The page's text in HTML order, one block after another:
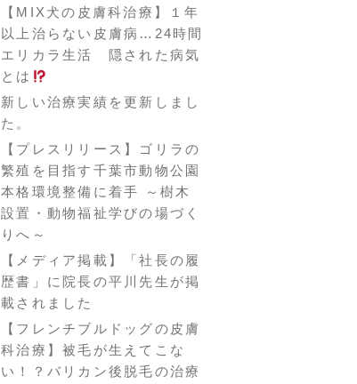
【MIX犬の皮膚科治療】１年
以上治らない皮膚病…24時間
エリカラ生活 隠された病気
とは
新しい治療実績を更新しまし
た。
【プレスリリース】ゴリラの
繁殖を目指す千葉市動物公園
本格環境整備に着手 ～樹木
設置・動物福祉学びの場づく
りへ～
【メディア掲載】「社長の履
歴書」に院長の平川先生が掲
載されました
【フレンチブルドッグの皮膚
科治療】被毛が生えてこな
い！？バリカン後脱毛の治療